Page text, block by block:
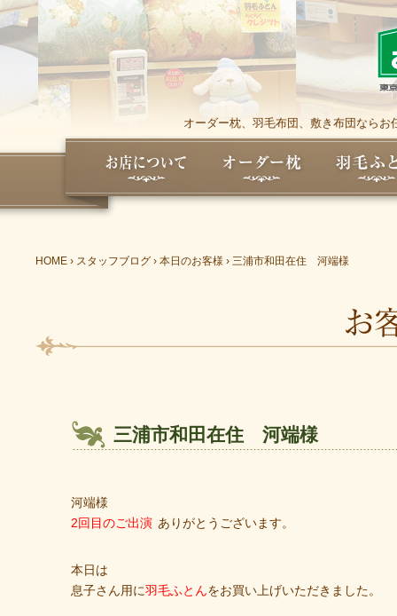
オーダー枕、羽毛布団、敷き布団なら
HOME › スタッフブログ › 本日のお客様 › 三浦市和田在住 河端様
三浦市和田在住 河端様
河端様
2回目のご出演 ありがとうございます。
本日は
息子さん用に羽毛ふとんをお買い上げいただきました。